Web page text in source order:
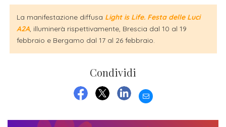
2023
BGBS2023
Arti
Visive
FORMAZIONE
stampa
Istituti
Superiori
INCONTRIAMOCI
La manifestazione diffusa Light is Life. Festa delle Luci
A2A, illuminerà rispettivamente, Brescia dal 10 al 19
febbraio e Bergamo dal 17 al 26 febbraio.
Condividi
LINKEDIN
EMAIL